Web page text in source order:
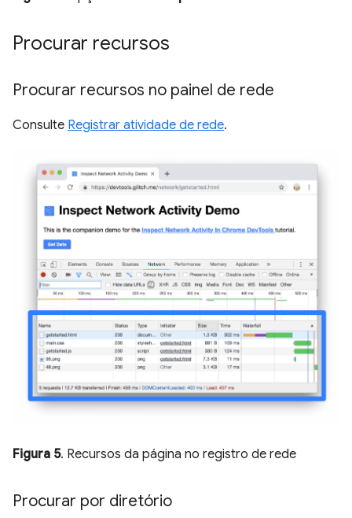
Procurar recursos
Procurar recursos no painel de rede
Consulte Registrar atividade de rede.
Figura 5. Recursos da página no registro de rede
Procurar por diretório